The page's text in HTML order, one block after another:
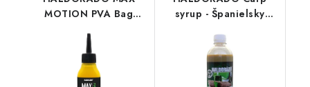
MOTION PVA Bag
Corn
syrup - Španielsky